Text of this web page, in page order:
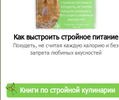
Как выстроить стройное питание
Похудеть, не считая каждую калорию и без
запрета любимых вкусностей
Книги по стройной кулинарии